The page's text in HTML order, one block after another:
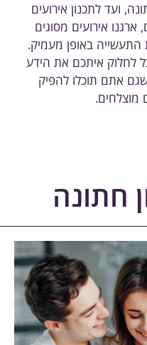
לתכנון אירועים
אירועים מסוגים
באופן מעמיק.
איתכם את הידע
אתם תוכלו להפיק
חתונה